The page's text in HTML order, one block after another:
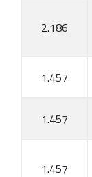
2.186
1.457
1.457
1.457